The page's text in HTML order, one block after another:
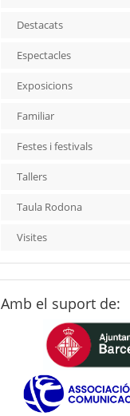
Destacats
Espectacles
Exposicions
Familiar
Festes i festivals
Tallers
Taula Rodona
Visites
Amb el suport de: